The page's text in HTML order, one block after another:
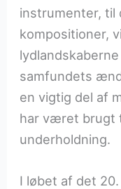
instrumenter, til
kompositioner,
samfundets
en vigtig del af
har været brugt
underholdning.
I løbet af det